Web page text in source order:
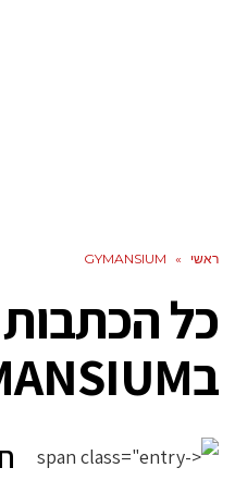
ראשי »
GYMANSIUM
כל הכתבות
ב